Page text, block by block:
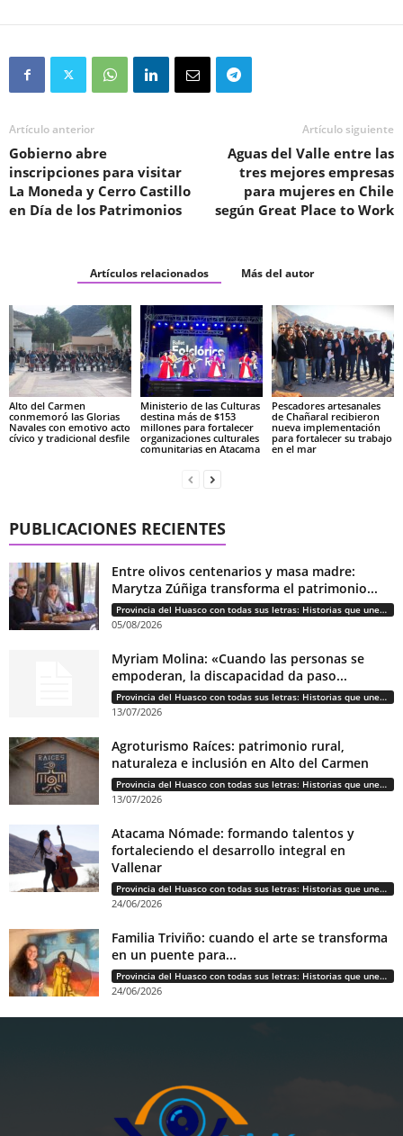
Artículo anterior
Gobierno abre
inscripciones para visitar
La Moneda y Cerro Castillo
en Día de los Patrimonios
Artículo siguiente
Aguas del Valle entre las
tres mejores empresas
para mujeres en Chile
según Great Place to Work
Artículos relacionados Más del autor
Alto del Carmen
conmemoró las Glorias
Navales con emotivo acto
cívico y tradicional desfile
Ministerio de las Culturas
destina más de $153
millones para fortalecer
organizaciones culturales
comunitarias en Atacama
Pescadores artesanales
de Chañaral recibieron
nueva implementación
para fortalecer su trabajo
en el mar
PUBLICACIONES RECIENTES
Entre olivos centenarios y masa madre:
Marytza Zúñiga transforma el patrimonio...
Provincia del Huasco con todas sus letras: Historias que unen cultura, diversidad e identidad
05/08/2026
Myriam Molina: «Cuando las personas se
empoderan, la discapacidad da paso...
Provincia del Huasco con todas sus letras: Historias que unen cultura, diversidad e identidad
13/07/2026
Agroturismo Raíces: patrimonio rural,
naturaleza e inclusión en Alto del Carmen
Provincia del Huasco con todas sus letras: Historias que unen cultura, diversidad e identidad
13/07/2026
Atacama Nómade: formando talentos y
fortaleciendo el desarrollo integral en
Vallenar
Provincia del Huasco con todas sus letras: Historias que unen cultura, diversidad e identidad
24/06/2026
Familia Triviño: cuando el arte se transforma
en un puente para...
Provincia del Huasco con todas sus letras: Historias que unen cultura, diversidad e identidad
24/06/2026